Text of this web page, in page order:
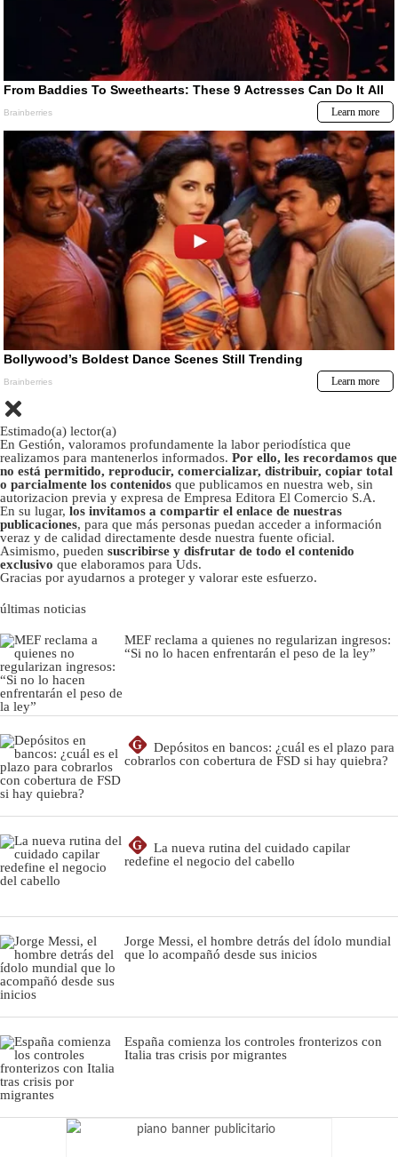
Estimado(a) lector(a)
En Gestión, valoramos profundamente la labor periodística que
realizamos para mantenerlos informados. Por ello, les recordamos que
no está permitido, reproducir, comercializar, distribuir, copiar total
o parcialmente los contenidos que publicamos en nuestra web, sin
autorizacion previa y expresa de Empresa Editora El Comercio S.A.
En su lugar, los invitamos a compartir el enlace de nuestras
publicaciones, para que más personas puedan acceder a información
veraz y de calidad directamente desde nuestra fuente oficial.
Asimismo, pueden suscribirse y disfrutar de todo el contenido
exclusivo que elaboramos para Uds.
Gracias por ayudarnos a proteger y valorar este esfuerzo.
últimas noticias
MEF reclama a quienes no regularizan ingresos:
“Si no lo hacen enfrentarán el peso de la ley”
G
Depósitos en bancos: ¿cuál es el plazo para
cobrarlos con cobertura de FSD si hay quiebra?
G
La nueva rutina del cuidado capilar
redefine el negocio del cabello
Jorge Messi, el hombre detrás del ídolo mundial
que lo acompañó desde sus inicios
España comienza los controles fronterizos con
Italia tras crisis por migrantes